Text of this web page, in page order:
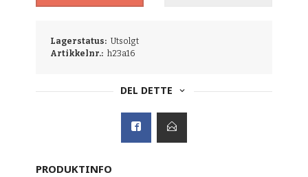
Lagerstatus: Utsolgt
Artikkelnr.: h23a16
DEL DETTE
PRODUKTINFO